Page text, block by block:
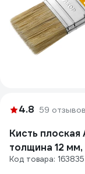
4.8 59 отзывов
Кисть
толщина 12
Код товара: